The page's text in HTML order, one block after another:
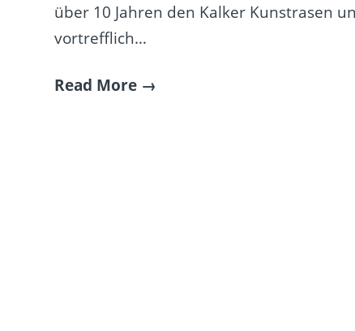
über 10 Jahren den Kalker Kunstrasen
vortrefflich…
Read More